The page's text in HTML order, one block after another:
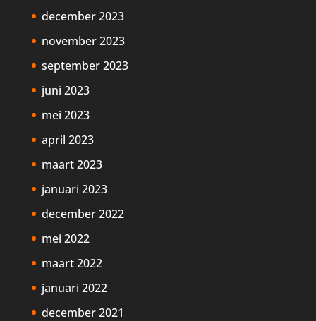
december 2023
november 2023
september 2023
juni 2023
mei 2023
april 2023
maart 2023
januari 2023
december 2022
mei 2022
maart 2022
januari 2022
december 2021